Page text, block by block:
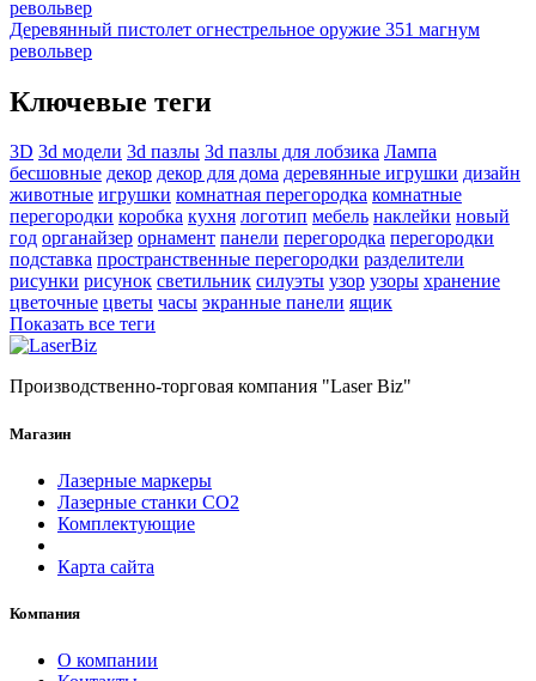
Деревянный пистолет огнестрельное оружие 351 магнум
револьвер
Ключевые теги
3D 3d модели 3d пазлы 3d пазлы для лобзика Лампа
бесшовные декор декор для дома деревянные игрушки дизайн
животные игрушки комнатная перегородка комнатные
перегородки коробка кухня логотип мебель наклейки новый
год органайзер орнамент панели перегородка перегородки
подставка пространственные перегородки разделители
рисунки рисунок светильник силуэты узор узоры хранение
цветочные цветы часы экранные панели ящик
Показать все теги
Производственно-торговая компания "Laser Biz"
Магазин
Лазерные маркеры
Лазерные станки СО2
Комплектующие
Карта сайта
Компания
О компании